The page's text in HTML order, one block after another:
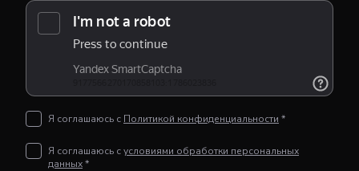
Я соглашаюсь с Политикой конфиденциальности *
Я соглашаюсь сусловиями обработки персональных
данных*